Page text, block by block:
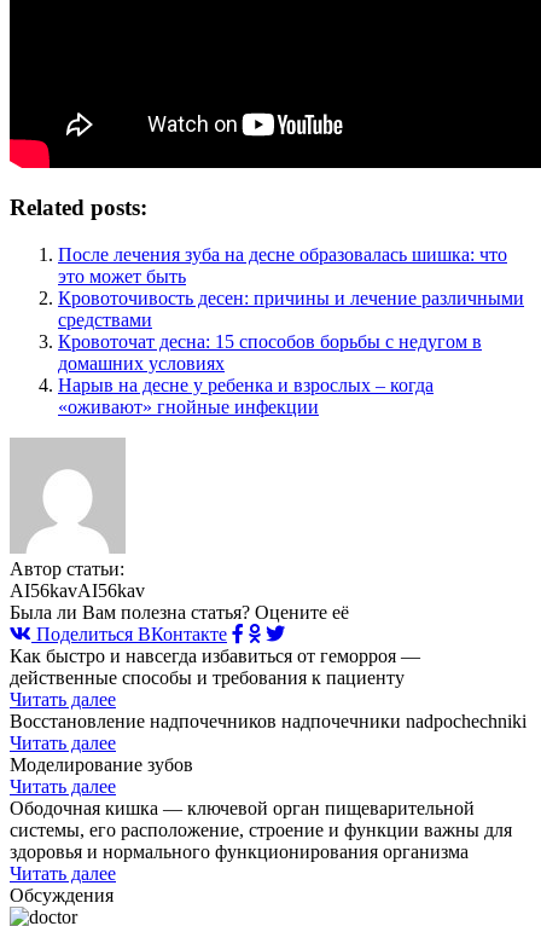
Related posts:
После лечения зуба на десне образовалась шишка: что
это может быть
Кровоточивость десен: причины и лечение различными
средствами
Кровоточат десна: 15 способов борьбы с недугом в
домашних условиях
Нарыв на десне у ребенка и взрослых – когда
«оживают» гнойные инфекции
Автор статьи:
AI56kavAI56kav
Была ли Вам полезна статья? Оцените её
Поделиться ВКонтакте
Как быстро и навсегда избавиться от геморроя —
действенные способы и требования к пациенту
Читать далее
Восстановление надпочечников надпочечники nadpochechniki
Читать далее
Моделирование зубов
Читать далее
Ободочная кишка — ключевой орган пищеварительной
системы, его расположение, строение и функции важны для
здоровья и нормального функционирования организма
Читать далее
Обсуждения